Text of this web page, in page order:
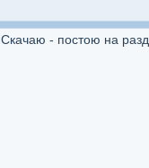
Скачаю - постою на